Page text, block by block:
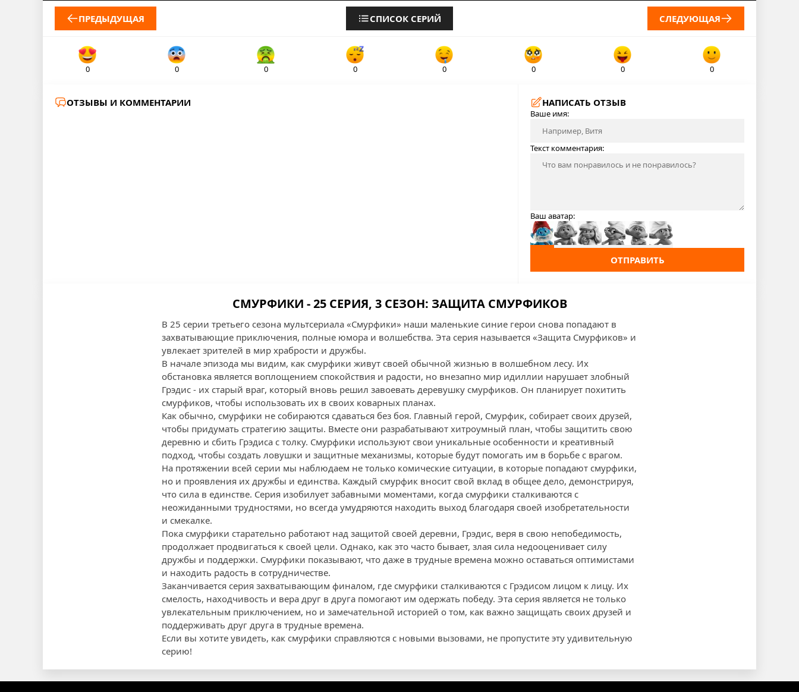
ПРЕДЫДУЩАЯ СПИСОК СЕРИЙ СЛЕДУЮЩАЯ
0 0 0 0 0 0 0 0
ОТЗЫВЫ И КОММЕНТАРИИ НАПИСАТЬ ОТЗЫВ
Ваше имя:
Текст комментария:
Ваш аватар:
ОТПРАВИТЬ
СМУРФИКИ - 25 СЕРИЯ, 3 СЕЗОН: ЗАЩИТА СМУРФИКОВ
В 25 серии третьего сезона мультсериала «Смурфики» наши маленькие синие герои снова попадают в
захватывающие приключения, полные юмора и волшебства. Эта серия называется «Защита Смурфиков» и
увлекает зрителей в мир храбрости и дружбы.
В начале эпизода мы видим, как смурфики живут своей обычной жизнью в волшебном лесу. Их
обстановка является воплощением спокойствия и радости, но внезапно мир идиллии нарушает злобный
Грэдис - их старый враг, который вновь решил завоевать деревушку смурфиков. Он планирует похитить
смурфиков, чтобы использовать их в своих коварных планах.
Как обычно, смурфики не собираются сдаваться без боя. Главный герой, Смурфик, собирает своих друзей,
чтобы придумать стратегию защиты. Вместе они разрабатывают хитроумный план, чтобы защитить свою
деревню и сбить Грэдиса с толку. Смурфики используют свои уникальные особенности и креативный
подход, чтобы создать ловушки и защитные механизмы, которые будут помогать им в борьбе с врагом.
На протяжении всей серии мы наблюдаем не только комические ситуации, в которые попадают смурфики,
но и проявления их дружбы и единства. Каждый смурфик вносит свой вклад в общее дело, демонстрируя,
что сила в единстве. Серия изобилует забавными моментами, когда смурфики сталкиваются с
неожиданными трудностями, но всегда умудряются находить выход благодаря своей изобретательности
и смекалке.
Пока смурфики старательно работают над защитой своей деревни, Грэдис, веря в свою непобедимость,
продолжает продвигаться к своей цели. Однако, как это часто бывает, злая сила недооценивает силу
дружбы и поддержки. Смурфики показывают, что даже в трудные времена можно оставаться оптимистами
и находить радость в сотрудничестве.
Заканчивается серия захватывающим финалом, где смурфики сталкиваются с Грэдисом лицом к лицу. Их
смелость, находчивость и вера друг в друга помогают им одержать победу. Эта серия является не только
увлекательным приключением, но и замечательной историей о том, как важно защищать своих друзей и
поддерживать друг друга в трудные времена.
Если вы хотите увидеть, как смурфики справляются с новыми вызовами, не пропустите эту удивительную
серию!